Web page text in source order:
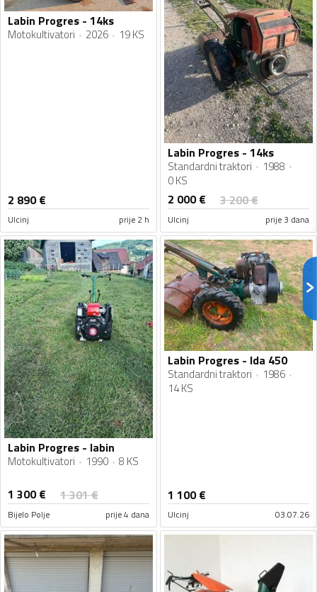
Labin Progres - 14ks
Motokultivatori 2026 19 KS
2 890€
Ulcinj prije 2 h
Labin Progres - 14ks
Standardni traktori
1988
0 KS
2 000€ 3 200€
Ulcinj prije 3 dana
Labin Progres - labin
Motokultivatori 1990 8 KS
1 300€ 1 301€
Bijelo Polje prije 4 dana
Labin Progres - lda 450
Standardni traktori
1986
14 KS
1 100€
Ulcinj 03.07.26